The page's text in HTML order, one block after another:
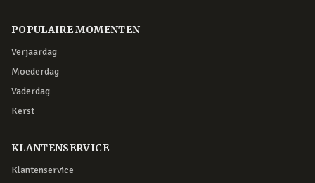
POPULAIRE MOMENTEN
Verjaardag
Moederdag
Vaderdag
Kerst
KLANTENSERVICE
Klantenservice